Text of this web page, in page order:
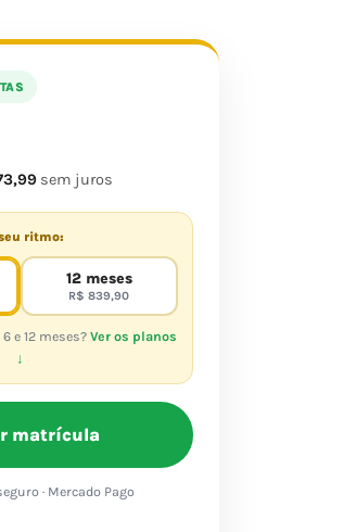
sem juros
ritmo:
12 meses
R$ 839,90
e 12 meses?Ver os planos
↓
matrícula
· Mercado Pago